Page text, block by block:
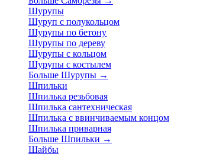
Шурупы
Шуруп с полукольцом
Шурупы по бетону
Шурупы по дереву
Шурупы с кольцом
Шурупы с костылем
Больше Шурупы →
Шпильки
Шпилька резьбовая
Шпилька сантехническая
Шпилька с ввинчиваемым концом
Шпилька приварная
Больше Шпильки →
Шайбы